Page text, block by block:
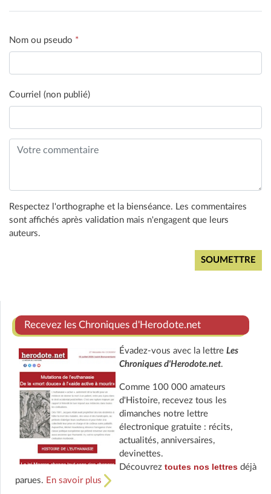
Nom ou pseudo *
Courriel (non publié)
Respectez l'orthographe et la bienséance. Les commentaires
sont affichés après validation mais n'engagent que leurs
auteurs.
Recevez les Chroniques d'Herodote.net
Évadez-vous avec la lettre Les
Chroniques d'Herodote.net.
Comme 100 000 amateurs
d'Histoire, recevez tous les
dimanches notre lettre
électronique gratuite : récits,
actualités, anniversaires,
devinettes.
Découvrez toutes nos lettresdéjà
parues. En savoir plus